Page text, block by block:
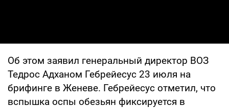
Об этом заявил генеральный директор ВОЗ
Тедрос Адханом Гебрейесус 23 июля на
брифинге в Женеве. Гебрейесус отметил, что
вспышка оспы обезьян фиксируется в